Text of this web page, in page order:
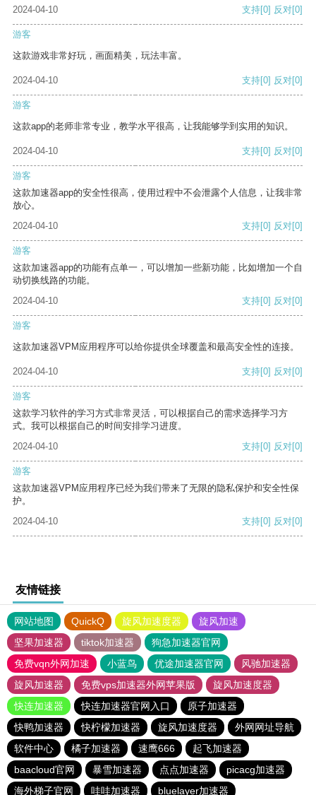
2024-04-10 支持[0] 反对[0]
游客
这款游戏非常好玩，画面精美，玩法丰富。
2024-04-10 支持[0] 反对[0]
游客
这款app的老师非常专业，教学水平很高，让我能够学到实用的知识。
2024-04-10 支持[0] 反对[0]
游客
这款加速器app的安全性很高，使用过程中不会泄露个人信息，让我非常
放心。
2024-04-10
支持[0] 反对[0]
游客
这款加速器app的功能有点单一，可以增加一些新功能，比如增加一个自
动切换线路的功能。
2024-04-10
支持[0] 反对[0]
游客
这款加速器VPM应用程序可以给你提供全球覆盖和最高安全性的连接。
2024-04-10 支持[0] 反对[0]
游客
这款学习软件的学习方式非常灵活，可以根据自己的需求选择学习方
式。我可以根据自己的时间安排学习进度。
2024-04-10
支持[0] 反对[0]
游客
这款加速器VPM应用程序已经为我们带来了无限的隐私保护和安全性保
护。
2024-04-10
支持[0] 反对[0]
友情链接
网站地图 QuickQ 旋风加速度器
旋风加速
坚果加速器
tiktok加速器
狗急加速器官网
免费vqn外网加速
小蓝鸟 优途加速器官网
风驰加速器
旋风加速器
免费vps加速器外网苹果版
旋风加速度器
快连加速器
快连加速器官网入口
原子加速器
快鸭加速器
快柠檬加速器 旋风加速度器
外网网址导航
软件中心
橘子加速器 速鹰666
起飞加速器
baacloud官网
暴雪加速器 点点加速器
picacg加速器
海外梯子官网
哇哇加速器 bluelayer加速器